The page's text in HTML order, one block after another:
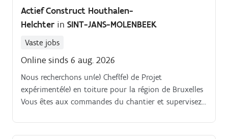
Actief Construct Houthalen-
Helchter in SINT-JANS-MOLENBEEK
Vaste jobs
Online sinds 6 aug. 2026
Nous recherchons un(e) Chef(fe) de Projet
expérimenté(e) en toiture pour la région de Bruxelles
Vous êtes aux commandes du chantier et supervisez
mettant l’accent sur la qualité, la sécurité et la